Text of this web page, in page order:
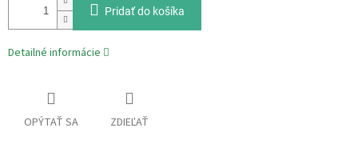
Pridať do košíka
Detailné informácie
OPÝTAŤ SA ZDIEĽAŤ